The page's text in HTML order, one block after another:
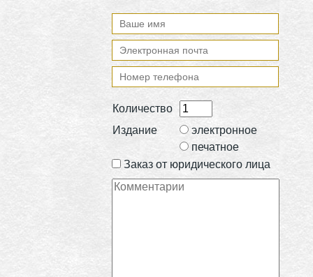
Количество
Издание
электронное
печатное
Заказ от юридического лица